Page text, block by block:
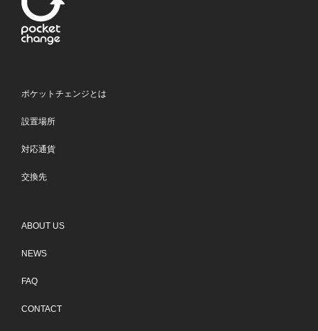
ポケットチェンジとは
設置場所
対応通貨
交換先
ABOUT US
NEWS
FAQ
CONTACT